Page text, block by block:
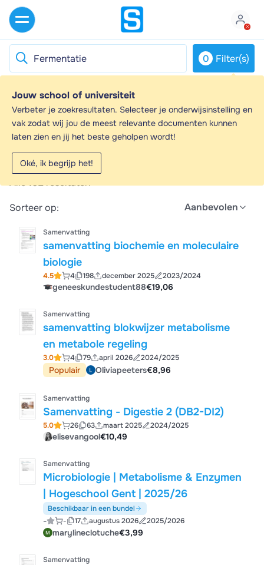
0 Filter(s)
Jouw school of universiteit
Verbeter je zoekresultaten. Selecteer je onderwijsinstelling en
vak zodat wij jou de meest relevante documenten kunnen
laten zien en jij het beste geholpen wordt!
Oké, ik begrijp het!
Fermentatie - Samenvattingen en
Aantekeningen
Op zoek naar een samenvatting over Fermentatie? Op
deze pagina vind je 102 samenvattingen over
Fermentatie.
Alle102resultaten
Sorteer op:
Aanbevolen
Samenvatting
samenvatting biochemie en moleculaire
biologie
4.5 4 198 december 2025 2023/2024
geneeskundestudent88€19,06
Samenvatting
samenvatting blokwijzer metabolisme
en metabole regeling
3.0 4 79 april 2026 2024/2025
Populair Oliviapeeters€8,96
Samenvatting
Samenvatting - Digestie 2 (DB2-DI2)
5.0 26 63 maart 2025 2024/2025
elisevangool€10,49
Samenvatting
Microbiologie | Metabolisme & Enzymen
| Hogeschool Gent | 2025/26
Beschikbaar in een bundel
- - 17 augustus 2026 2025/2026
marylineclotuche€3,99
Samenvatting